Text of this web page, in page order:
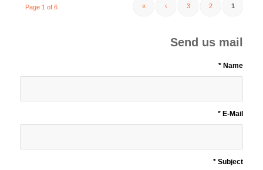
Page 1 of 6 1
2
3
›
»
Send us mail
Name
*
E-Mail
*
Subject
*